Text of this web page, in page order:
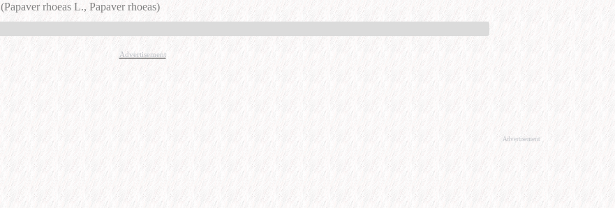
(Papaver rhoeas L., Papaver rhoeas)
Advertisement
Advertisement